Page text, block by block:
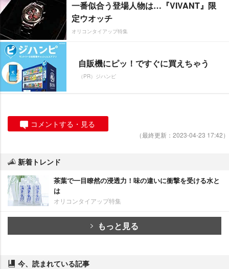
一番似合う登場人物は…『VIVANT』限
定ウオッチ
オリコンタイアップ特集
自販機にピッ！ですぐに買えちゃう
（PR）ジハンピ
コメントする・見る
（最終更新：2023-04-23 17:42）
新着トレンド
茶葉で一目瞭然の浸透力！味の違いに衝撃を受ける水と
は
オリコンタイアップ特集
もっと見る
今、読まれている記事